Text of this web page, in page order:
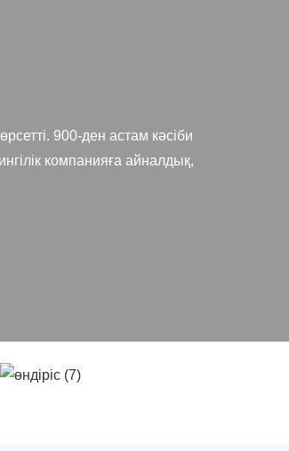
900-ден астам кәсіби
компанияға айналдық,